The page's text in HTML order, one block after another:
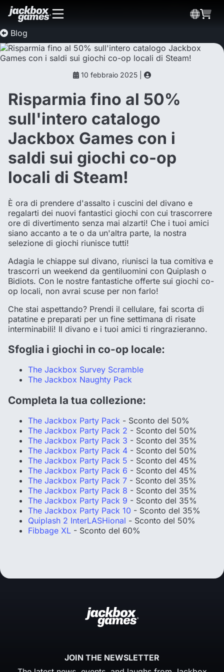
Blog
10 febbraio 2025 |
Risparmia fino al 50%
sull'intero catalogo
Jackbox Games con i
saldi sui giochi co-op
locali di Steam!
È ora di prendere d'assalto i cuscini del divano e
regalarti dei nuovi fantastici giochi con cui trascorrere
ore di divertimento senza mai alzarti! Che i tuoi amici
siano accanto a te o da un'altra parte, la nostra
selezione di giochi riunisce tutti!
Adagia le chiappe sul divano, riunisci la tua comitiva e
trascorri un weekend da gentiluomini con Quiplash o
Bidiots. Con le nostre fantastiche offerte sui giochi co-
op locali, non avrai scuse per non farlo!
Che stai aspettando? Prendi il cellulare, fai scorta di
patatine e preparati per un fine settimana di risate
interminabili! Il divano e i tuoi amici ti ringrazieranno.
Sfoglia i giochi in co-op locale:
The Jackbox Survey Scramble
The Jackbox Naughty Pack
Completa la tua collezione:
The Jackbox Party Pack - Sconto del 50%
The Jackbox Party Pack 2 - Sconto del 50%
The Jackbox Party Pack 3 - Sconto del 35%
The Jackbox Party Pack 4 - Sconto del 50%
The Jackbox Party Pack 5 - Sconto del 45%
The Jackbox Party Pack 6 - Sconto del 45%
The Jackbox Party Pack 7 - Sconto del 35%
The Jackbox Party Pack 8 - Sconto del 35%
The Jackbox Party Pack 9 - Sconto del 35%
The Jackbox Party Pack 10 - Sconto del 35%
Quiplash 2 InterLASHional - Sconto del 50%
Fibbage XL - Sconto del 60%
JOIN THE NEWSLETTER